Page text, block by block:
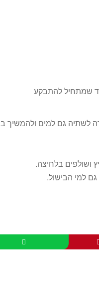
שמתחיל להתבקע
לשתיה גם למים ולהמשיך
ושולפים בלחיצה.
למי הבישול.